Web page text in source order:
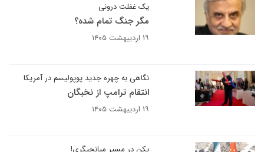
یک غفلت درونی
مگر جنگ تمام‌ شده؟
۱۹ اردیبهشت ۱۴۰۵
نگاهی به چهره جدید پوپولیسم در آمریکا
انتقام ترامپ از نخبگان
۱۹ اردیبهشت ۱۴۰۵
پکن در مسیر میانجیگری!